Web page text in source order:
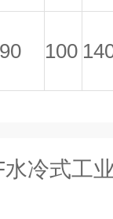
90 100
式工业冷水机